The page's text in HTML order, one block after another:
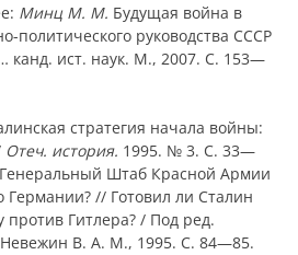
Минц М. М. Будущая война в
политического руководства СССР
канд. ист. наук. М., 2007. С. 153—
стратегия начала войны:
Отеч. история. 1995. № 3. С. 33—
Штаб Красной Армии
// Готовил ли Сталин
против Гитлера? / Под ред.
В. А. М., 1995. С. 84—85.